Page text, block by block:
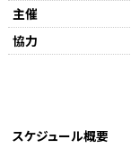
主催
協力
スケジュール概要